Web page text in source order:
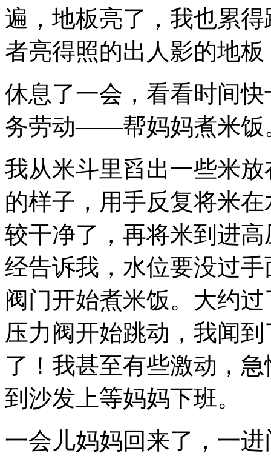
遍，地板亮了，我也累
者亮得照的出人影的地
休息了一会，看看时间
务劳动——帮妈妈煮米饭
我从米斗里舀出一些米
的样子，用手反复将米
较干净了，再将米到进
经告诉我，水位要没过
阀门开始煮米饭。大约
压力阀开始跳动，我闻
了！我甚至有些激动，
到沙发上等妈妈下班。
一会儿妈妈回来了，一